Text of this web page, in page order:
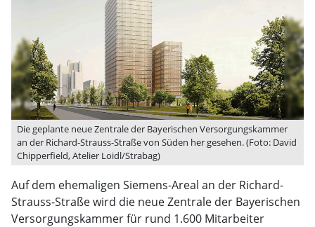
Die geplante neue Zentrale der Bayerischen Versorgungskammer
an der Richard-Strauss-Straße von Süden her gesehen. (Foto: David
Chipperfield, Atelier Loidl/Strabag)
Auf dem ehemaligen Siemens-Areal an der Richard-
Strauss-Straße wird die neue Zentrale der Bayerischen
Versorgungskammer für rund 1.600 Mitarbeiter